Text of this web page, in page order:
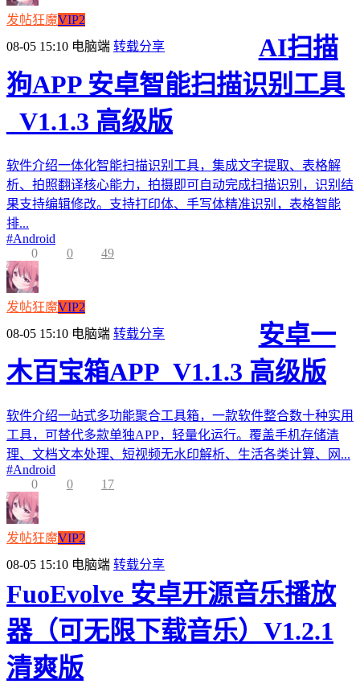
发帖狂魔VIP2
08-05 15:10 电脑端 转载分享
AI扫描
狗APP 安卓智能扫描识别工具
_V1.1.3 高级版
软件介绍一体化智能扫描识别工具，集成文字提取、表格解
析、拍照翻译核心能力，拍摄即可自动完成扫描识别，识别结
果支持编辑修改。支持打印体、手写体精准识别，表格智能
排...
#Android
0
0 49
发帖狂魔VIP2
08-05 15:10 电脑端 转载分享
安卓一
木百宝箱APP_V1.1.3 高级版
软件介绍一站式多功能聚合工具箱，一款软件整合数十种实用
工具，可替代多款单独APP，轻量化运行。覆盖手机存储清
理、文档文本处理、短视频无水印解析、生活各类计算、网...
#Android
0
0 17
发帖狂魔VIP2
08-05 15:10 电脑端 转载分享
FuoEvolve 安卓开源音乐播放
器（可无限下载音乐）V1.2.1
清爽版